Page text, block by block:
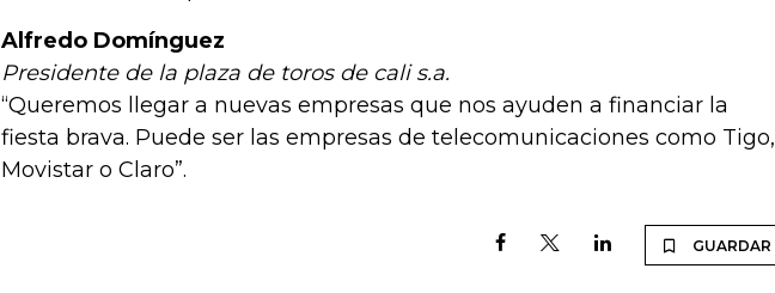
Alfredo Domínguez
Presidente de la plaza de toros de cali s.a.
“Queremos llegar a nuevas empresas que nos ayuden a financiar la
fiesta brava. Puede ser las empresas de telecomunicaciones como Tigo,
Movistar o Claro”.
GUARDAR